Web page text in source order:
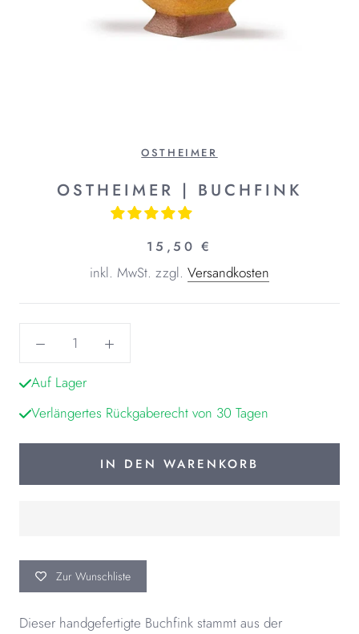
OSTHEIMER
OSTHEIMER | BUCHFINK
15,50 €
inkl. MwSt. zzgl. Versandkosten
Auf Lager
Verlängertes Rückgaberecht von 30 Tagen
IN DEN WARENKORB
Zur Wunschliste
Dieser handgefertigte Buchfink stammt aus der